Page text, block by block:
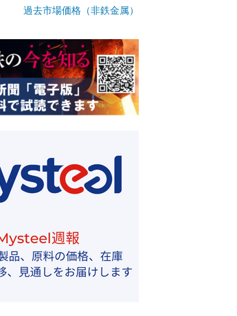
過去市場価格（非鉄金属）